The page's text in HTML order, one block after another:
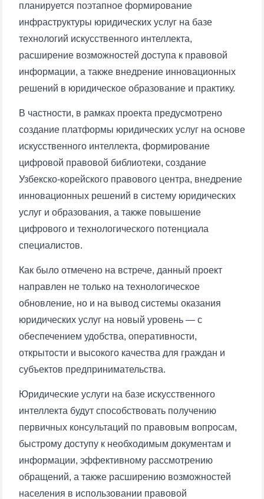
Ваше имя и фамилия
планируется поэтапное формирование
инфраструктуры юридических услуг на базе
технологий искусственного интеллекта,
расширение возможностей доступа к правовой
информации, а также внедрение инновационных
решений в юридическое образование и практику.
В частности, в рамках проекта предусмотрено
создание платформы юридических услуг на основе
искусственного интеллекта, формирование
цифровой правовой библиотеки, создание
Узбекско-корейского правового центра, внедрение
инновационных решений в систему юридических
услуг и образования, а также повышение
цифрового и технологического потенциала
специалистов.
Как было отмечено на встрече, данный проект
направлен не только на технологическое
обновление, но и на вывод системы оказания
юридических услуг на новый уровень — с
обеспечением удобства, оперативности,
открытости и высокого качества для граждан и
субъектов предпринимательства.
Юридические услуги на базе искусственного
интеллекта будут способствовать получению
первичных консультаций по правовым вопросам,
быстрому доступу к необходимым документам и
информации, эффективному рассмотрению
обращений, а также расширению возможностей
населения в использовании правовой